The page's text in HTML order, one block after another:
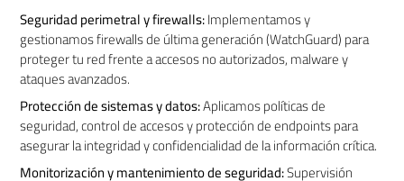
Seguridad perimetral y firewalls:Implementamos y
gestionamos firewalls de última generación (WatchGuard) para
proteger tu red frente a accesos no autorizados, malware y
ataques avanzados.
Protección de sistemas y datos:Aplicamos políticas de
seguridad, control de accesos y protección de endpoints para
asegurar la integridad y confidencialidad de la información crítica.
Monitorización y mantenimiento de seguridad:Supervisión